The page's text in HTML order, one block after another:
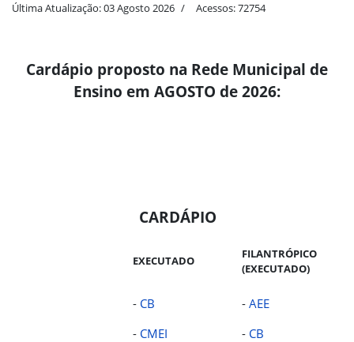
Última Atualização: 03 Agosto 2026 Acessos: 72754
Cardápio proposto na Rede Municipal de
Ensino em AGOSTO de 2026:
CARDÁPIO
EXECUTADO
FILANTRÓPICO
(EXECUTADO)
- CB
- CMEI
- AEE
- CB